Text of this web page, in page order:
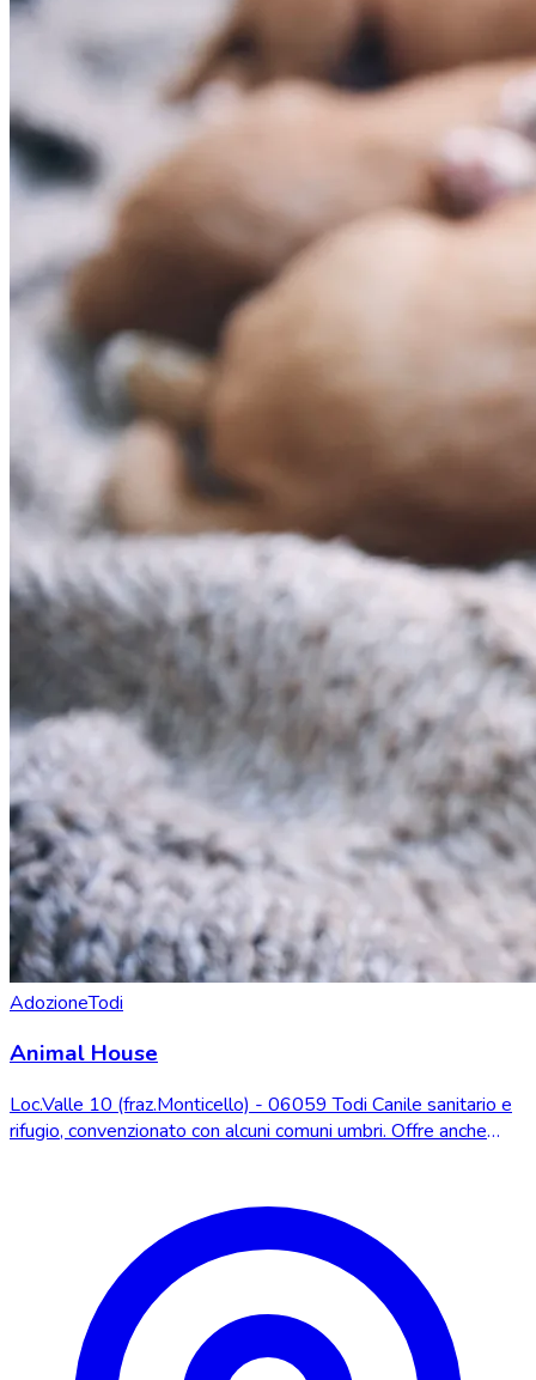
AdozioneTodi
Animal House
Loc.Valle 10 (fraz.Monticello) - 06059 Todi Canile sanitario e
rifugio, convenzionato con alcuni comuni umbri. Offre anche